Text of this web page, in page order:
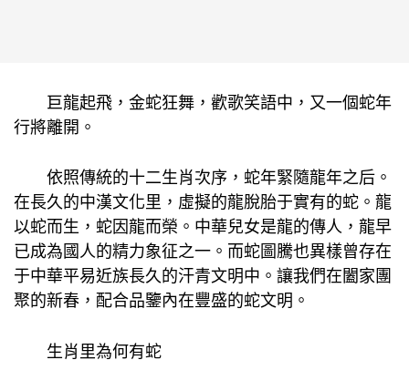
巨龍起飛，金蛇狂舞，歡歌笑語中，又一個蛇年
行將離開。
依照傳統的十二生肖次序，蛇年緊隨龍年之后。
在長久的中漢文化里，虛擬的龍脫胎于實有的蛇。龍
以蛇而生，蛇因龍而榮。中華兒女是龍的傳人，龍早
已成為國人的精力象征之一。而蛇圖騰也異樣曾存在
于中華平易近族長久的汗青文明中。讓我們在闔家團
聚的新春，配合品鑒內在豐盛的蛇文明。
生肖里為何有蛇